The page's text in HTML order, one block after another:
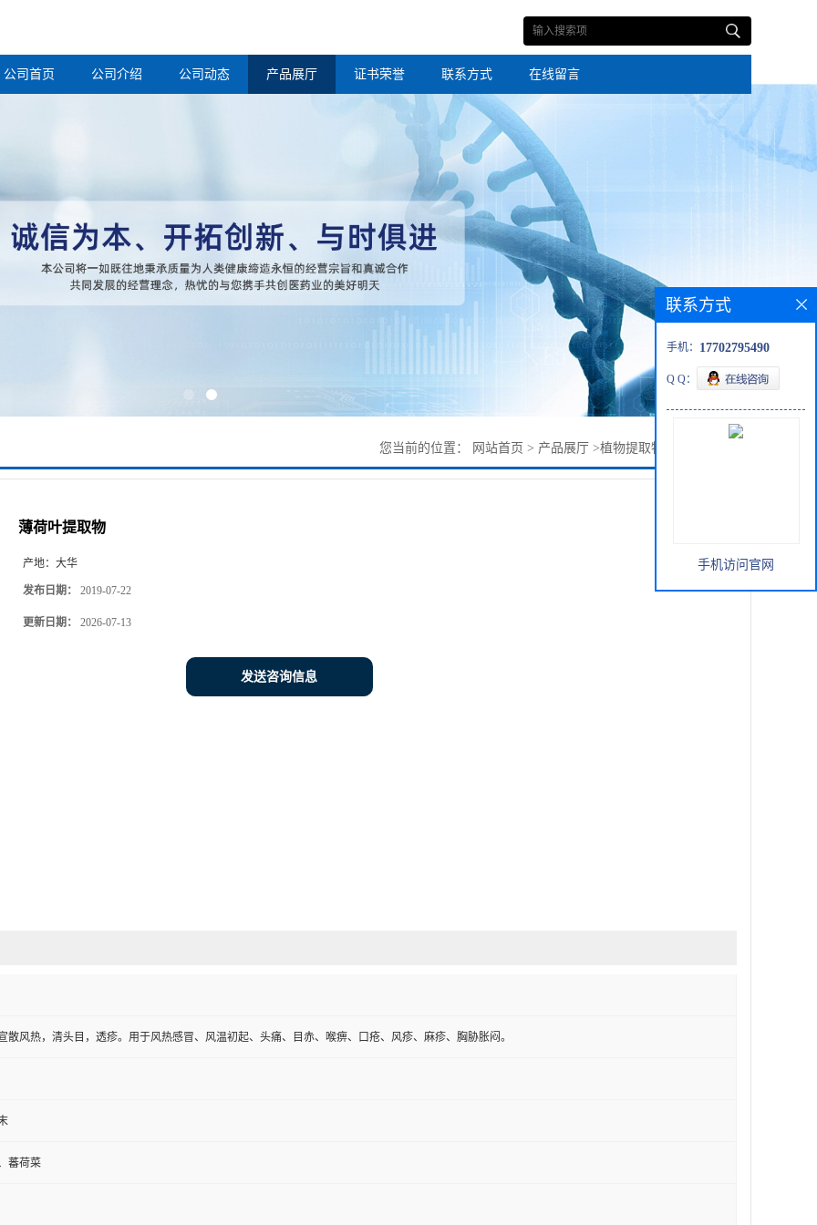
公司首页 公司介绍 公司动态 产品展厅 证书荣誉 联系方式 在线留言
您当前的位置： 网站首页 > 产品展厅 >植物提取物
薄荷叶提取物
产地： 大华
发布日期： 2019-07-22
更新日期： 2026-07-13
发送咨询信息
散风热，清头目，透疹。用于风热感冒、风温初起、头痛、目赤、喉痹、口疮、风疹、麻疹、胸胁胀闷。
蕃荷菜
联系方式
手机： 17702795490
Q Q：
手机访问官网